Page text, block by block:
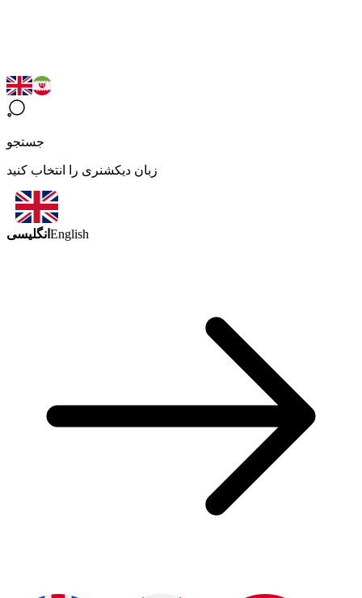
جستجو
زبان دیکشنری را انتخاب کنید
انگلیسی English